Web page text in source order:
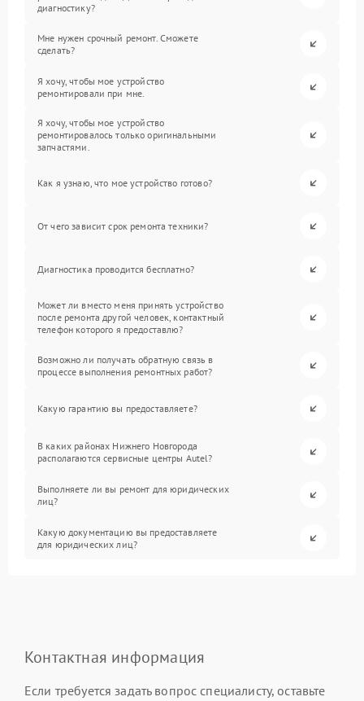
диагностику?
Мне нужен срочный ремонт. Сможете
сделать?
Я хочу, чтобы мое устройство
ремонтировали при мне.
Я хочу, чтобы мое устройство
ремонтировалось только оригинальными
запчастями.
Как я узнаю, что мое устройство готово?
От чего зависит срок ремонта техники?
Диагностика проводится бесплатно?
Может ли вместо меня принять устройство
после ремонта другой человек, контактный
телефон которого я предоставлю?
Возможно ли получать обратную связь в
процессе выполнения ремонтных работ?
Какую гарантию вы предоставляете?
В каких районах Нижнего Новгорода
располагаются сервисные центры Autel?
Выполняете ли вы ремонт для юридических
лиц?
Какую документацию вы предоставляете
для юридических лиц?
Контактная информация
Если требуется задать вопрос специалисту, оставьте